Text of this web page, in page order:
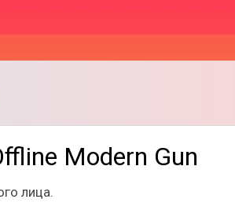
Modern Gun
лица.